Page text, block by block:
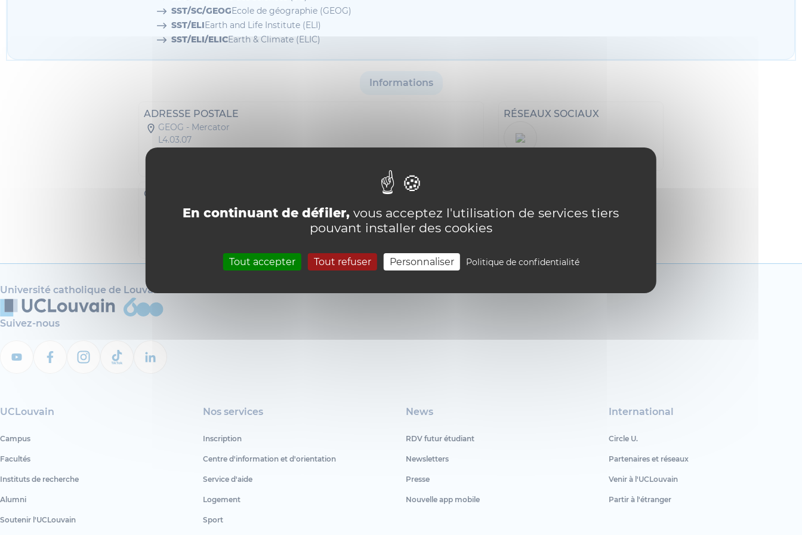
En continuant de défiler, vous acceptez l'utilisation de services tiers
pouvant installer des cookies
Tout accepter Tout refuser Personnaliser Politique de confidentialité
SST/SC/GEOGEcole de géographie (GEOG)
SST/ELIEarth and Life Institute (ELI)
SST/ELI/ELICEarth & Climate (ELIC)
Informations
ADRESSE POSTALE
GEOG - Mercator
L4.03.07
GEOG
SC10 - Mercator
Étage 04 Bureau B 491
RÉSEAUX SOCIAUX
Université catholique de Louvain
Suivez-nous
UCLouvain
Campus
Facultés
Instituts de recherche
Alumni
Soutenir l'UCLouvain
Nos services
Inscription
Centre d'information et d'orientation
Service d'aide
Logement
Sport
News
RDV futur étudiant
Newsletters
Presse
Nouvelle app mobile
International
Circle U.
Partenaires et réseaux
Venir à l'UCLouvain
Partir à l'étranger